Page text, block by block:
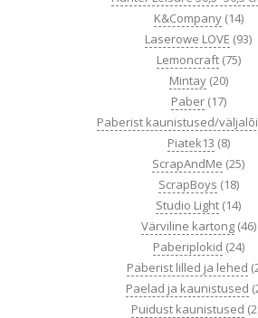
K&Company (14)
Laserowe LOVE (93)
Lemoncraft (75)
Mintay (20)
Paber (17)
Paberist kaunistused/
Piatek13 (8)
ScrapAndMe (25)
ScrapBoys (18)
Studio Light (14)
Värviline kartong (46)
Paberiplokid (24)
Paberist lilled ja lehed
Paelad ja kaunistused
Puidust kaunistused